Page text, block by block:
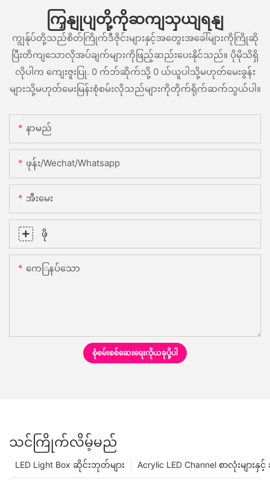
ကြှနျုပျတို့ကိုဆကျသှယျရနျ
ကျွန်ုပ်တို့သည်စိတ်ကြိုက်ဒီဇိုင်းများနှင့်အတွေးအခေါ်များကိုကြိုဆို
ပြီးတိကျသောလိုအပ်ချက်များကိုဖြည့်ဆည်းပေးနိုင်သည်။ ပိုမိုသိရှိ
လိုပါက ကျေးဇူးပြု. 0 က်ဘ်ဆိုက်သို့ 0 ယ်ယူပါသို့မဟုတ်မေးခွန်း
များသို့မဟုတ်မေးမြန်းစုံစမ်းလိုသည်များကိုတိုက်ရိုက်ဆက်သွယ်ပါ။
နာမည်
ဖုန်း/Wechat/Whatsapp
အီးမေး
ဖို
ကေြနပ်သော
စုံစမ်းစစ်ဆေးရေးကိုယခုပို့ပါ
သင်ကြိုက်လိမ့်မည်
Acrylic LED Channel စာလုံးများ
LED Light Box ဆိုင်းဘုတ်များ